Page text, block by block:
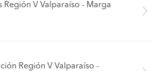
Región V Valparaíso - Marga
Región V Valparaíso -